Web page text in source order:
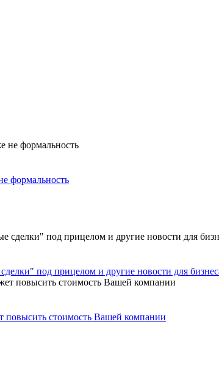
формальность
под прицелом и другие новости для
повысить стоимость Вашей компании